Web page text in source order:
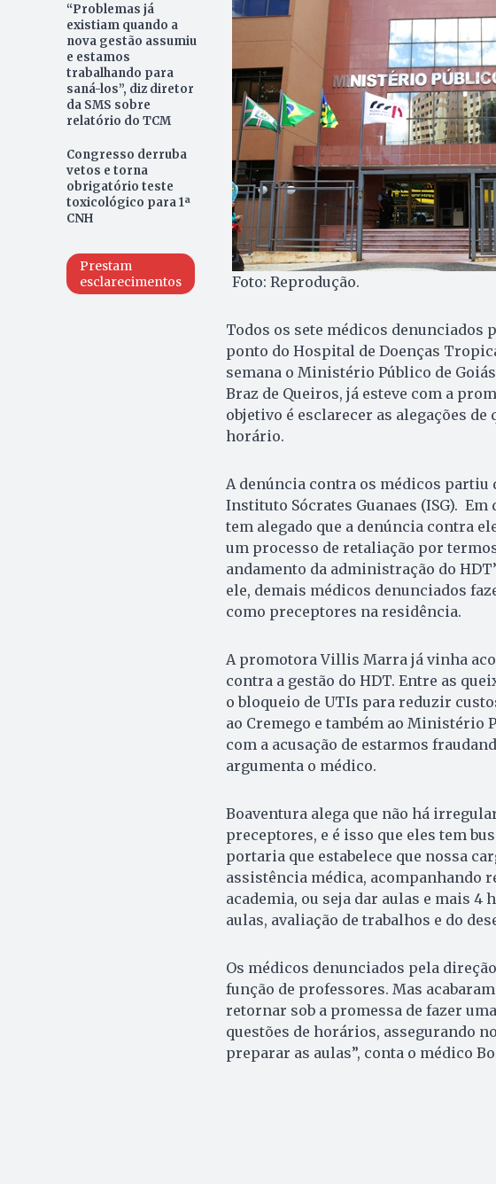
“Problemas já
existiam quando a
nova gestão assumiu
e estamos
trabalhando para
saná-los”, diz diretor
da SMS sobre
relatório do TCM
Congresso derruba
vetos e torna
obrigatório teste
toxicológico para 1ª
CNH
Prestam
esclarecimentos
Foto: Reprodução.
Todos os sete médicos denunciados
ponto do Hospital de Doenças
semana o Ministério Público de
Braz de Queiros, já esteve com a
objetivo é esclarecer as alegações
horário.
A denúncia contra os médicos partiu
Instituto Sócrates Guanaes (ISG).
tem alegado que a denúncia contra
um processo de retaliação por
andamento da administração do
ele, demais médicos denunciados
como preceptores na residência.
A promotora Villis Marra já vinha
contra a gestão do HDT. Entre as
o bloqueio de UTIs para reduzir
ao Cremego e também ao Ministério
com a acusação de estarmos
argumenta o médico.
Boaventura alega que não há
preceptores, e é isso que eles tem
portaria que estabelece que nossa
assistência médica, acompanhando
academia, ou seja dar aulas e mais
aulas, avaliação de trabalhos e do
Os médicos denunciados pela
função de professores. Mas
retornar sob a promessa de fazer
questões de horários, assegurando
preparar as aulas”, conta o médico